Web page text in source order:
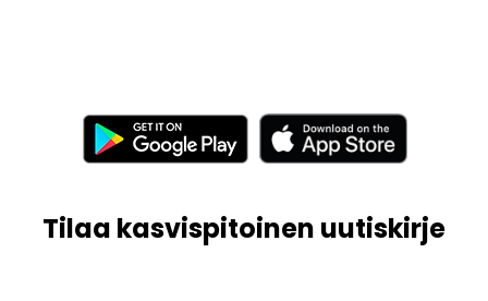
Tilaa kasvispitoinen uutiskirje